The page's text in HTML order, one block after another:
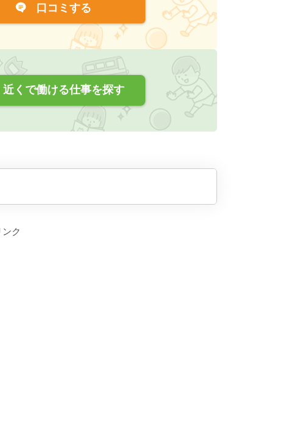
口コミする
近くで働ける仕事を探す
ク